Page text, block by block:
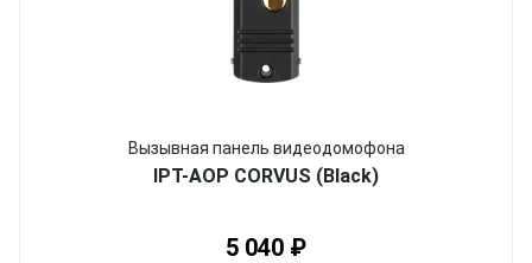
Вызывная панель видеодомофона
IPT-AOP CORVUS (Black)
5 040 ₽